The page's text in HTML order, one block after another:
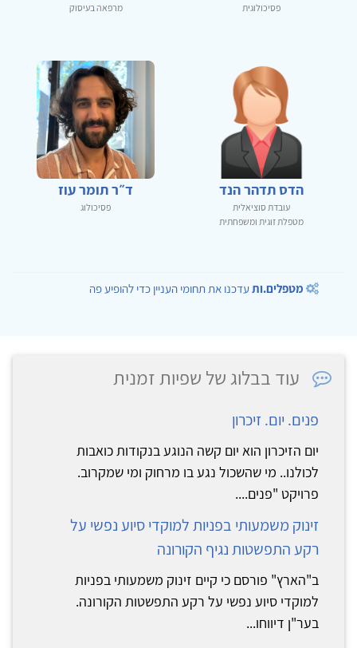
פסיכולוגית מרפאה בעיסוק
הדס תדהר הנד
עובדת סוציאלית
מטפלת זוגית ומשפחתית
ד״ר תומר עוז
פסיכולוג
מטפלים.ותעדכנו את תחומי העניין כדי להופיע פה
עוד בבלוג של שפיות זמנית
פנים. יום. זיכרון
יום הזיכרון הוא יום קשה הנוגע בנקודות כואבות
לכולנו.. מי שהשכול נגע בו מרחוק ומי שמקרוב.
פרויקט "פנים....
זינוק משמעותי בפניות למוקדי סיוע נפשי על
רקע התפשטות נגיף הקורונה
ב"הארץ" פורסם כי קיים זינוק משמעותי בפניות
למוקדי סיוע נפשי על רקע התפשטות הקורונה.
בער"ן דיווחו...